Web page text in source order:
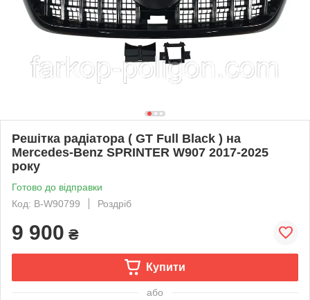
Решітка радіатора ( GT Full Black ) на
Mercedes-Benz SPRINTER W907 2017-2025
року
Готово до відправки
Код: B-W90799
Роздріб
9 900 ₴
Купити
або